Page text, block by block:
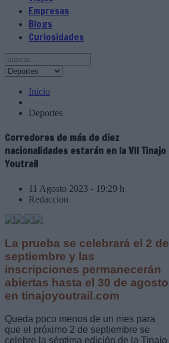
Empresas
Blogs
Curiosidades
Inicio
Deportes
Corredores de más de diez
nacionalidades estarán en la VII Tinajo
Youtrail
11 Agosto 2023 - 19:29 h
Redaccion
La prueba se celebrará el 2 de
septiembre y las
inscripciones permanecerán
abiertas hasta el 30 de agosto
en tinajoyoutrail.com
Queda poco menos de un mes para
que el próximo 2 de septiembre se
celebre la séptima edición de la Tinajo